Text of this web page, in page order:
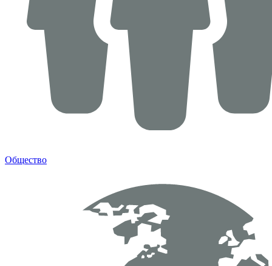
Общество